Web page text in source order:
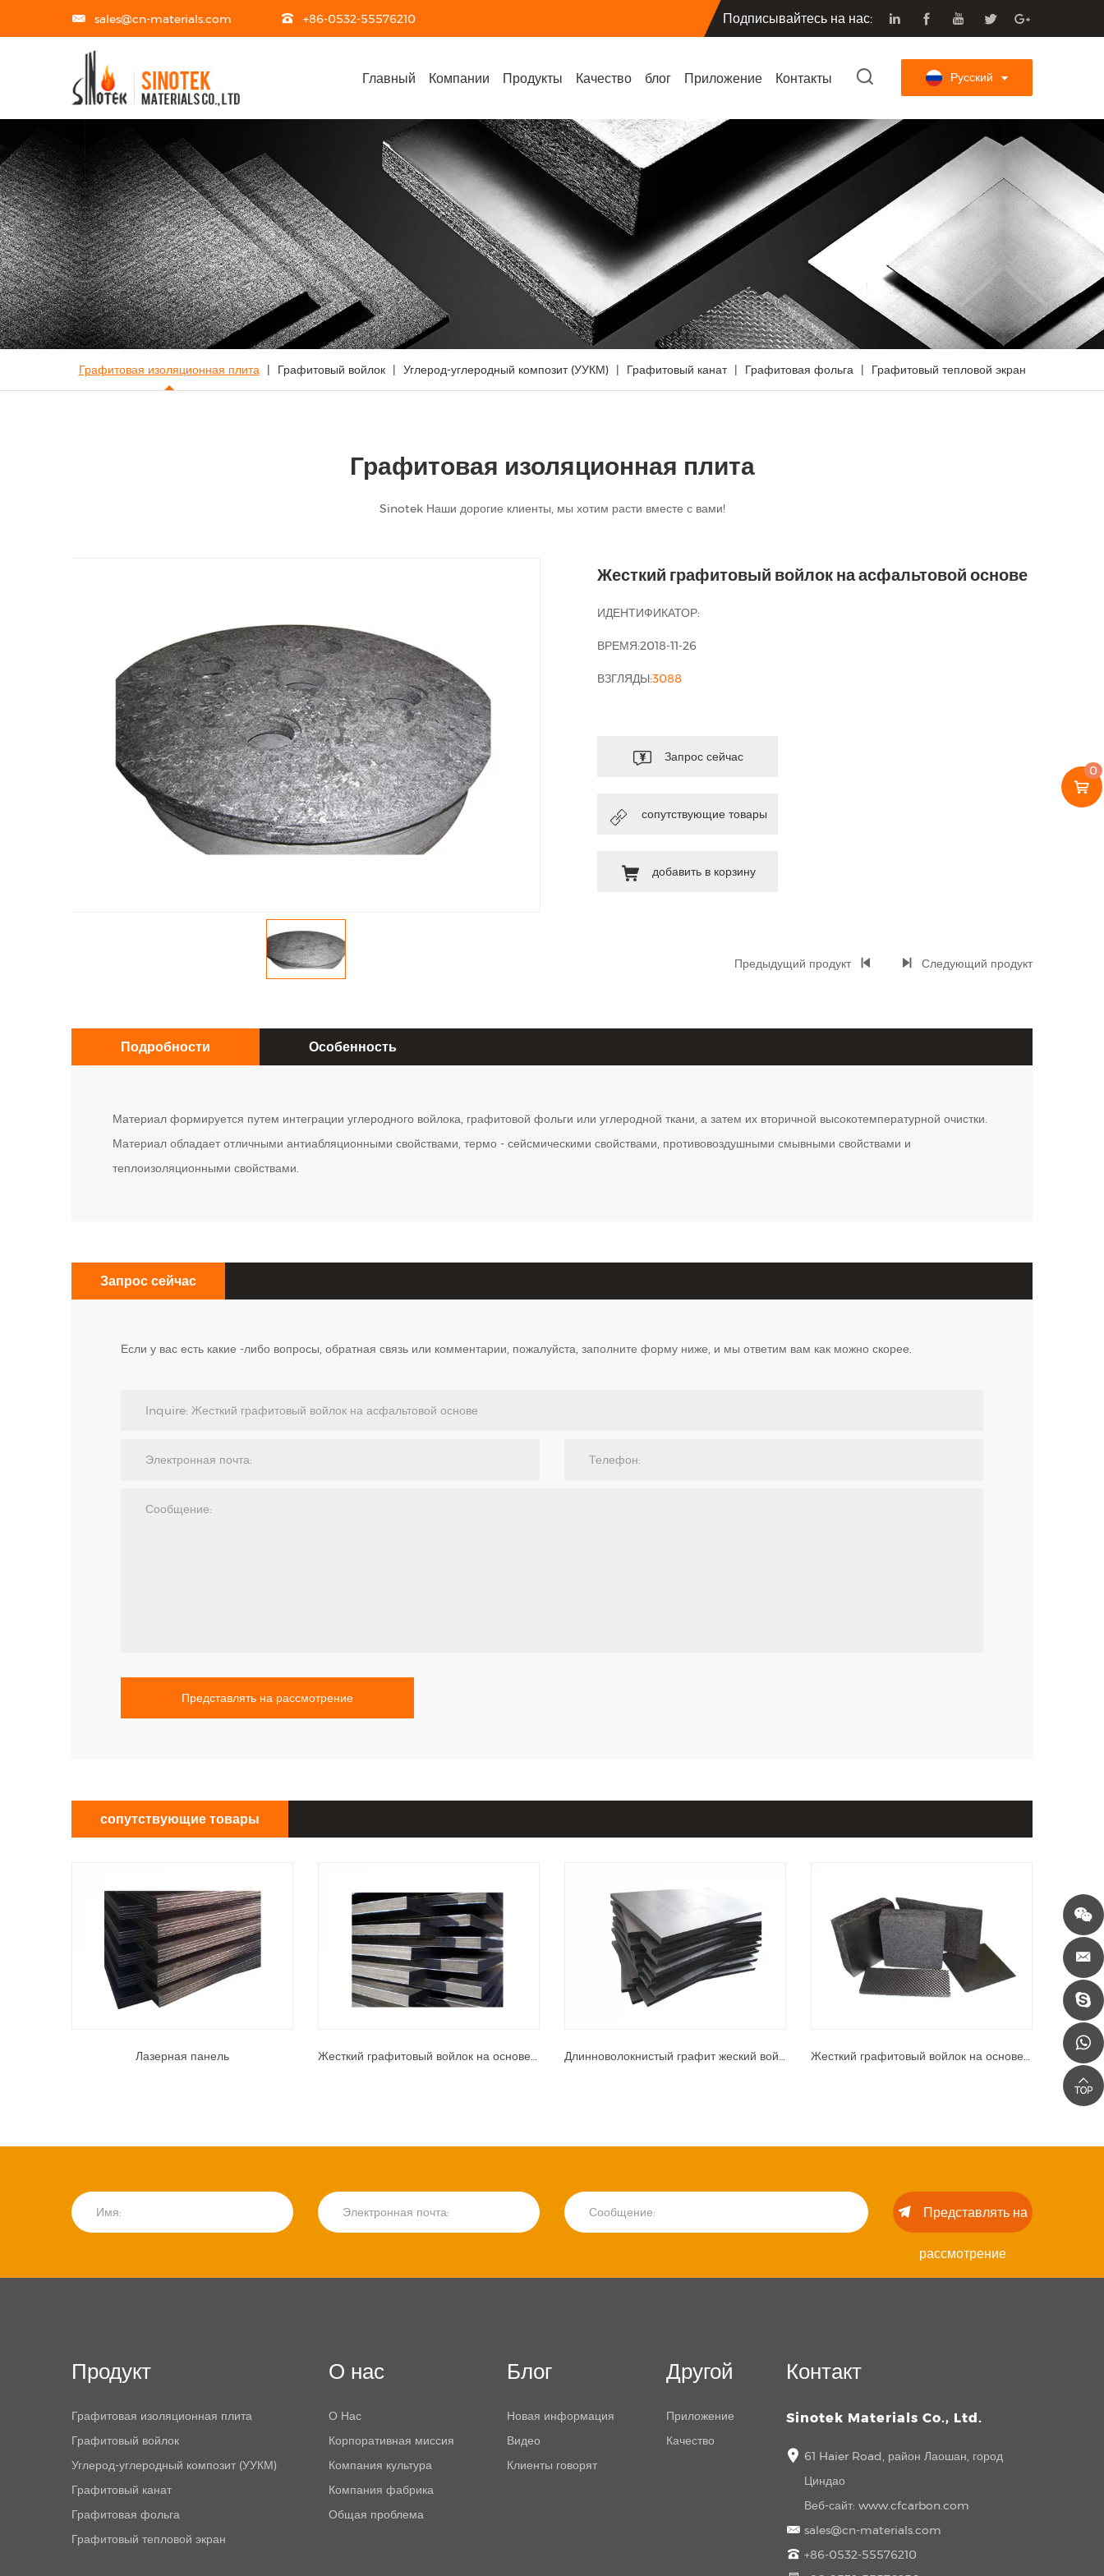
sales@cn-materials.com +86-0532-55576210 Подписывайтесь на нас:
Русский
Главный Компании Продукты Качество блог Приложение Контакты
Графитовая изоляционная плита Графитовый войлок Углерод-углеродный композит (УУКМ) Графитовый канат Графитовая фольга Графитовый тепловой экран
Графитовая изоляционная плита
Sinotek Наши дорогие клиенты, мы хотим расти вместе с вами!
Жесткий графитовый войлок на асфальтовой основе
ИДЕНТИФИКАТОР:
ВРЕМЯ:2018-11-26
ВЗГЛЯДЫ:3088
Запрос сейчас
сопутствующие товары
добавить в корзину
Предыдущий продукт Следующий продукт
Подробности Особенность
Материал формируется путем интеграции углеродного войлока, графитовой фольги или углеродной ткани, а затем их вторичной высокотемпературной очистки.
Материал обладает отличными антиабляционными свойствами, термо - сейсмическими свойствами, противовоздушными смывными свойствами и
теплоизоляционными свойствами.
Запрос сейчас
Если у вас есть какие -либо вопросы, обратная связь или комментарии, пожалуйста, заполните форму ниже, и мы ответим вам как можно скорее.
Представлять на рассмотрение
сопутствующие товары
Лазерная панель Жесткий графитовый войлок на основе Пан(PAN) Длинноволокнистый графит жеский войлок Жесткий графитовый войлок на основе вискозы
0
Представлять на
рассмотрение
Продукт
Графитовая изоляционная плита
Графитовый войлок
Углерод-углеродный композит (УУКМ)
Графитовый канат
Графитовая фольга
Графитовый тепловой экран
О нас
О Нас
Корпоративная миссия
Компания культура
Компания фабрика
Общая проблема
Блог
Новая информация
Видео
Клиенты говорят
Другой
Приложение
Качество
Контакт
Sinotek Materials Co., Ltd.
61 Haier Road, район Лаошан, город
Циндао
Веб-сайт: www.cfcarbon.com
sales@cn-materials.com
+86-0532-55576210